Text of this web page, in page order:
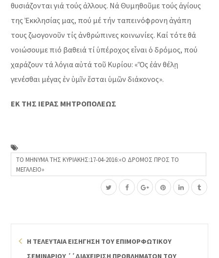
θυσιάζονται γιά τούς ἀλλους. Νά Θυμηθοῦμε τούς ἁγίους
της Ἐκκλησίας μας, πού μέ τήν ταπεινόφρονη ἀγάπη
τους ζωογονοῦν τίς ἀνθρώπινες κοινωνίες. Καί τότε θά
νοιώσουμε πιό βαθειά τί ὑπέροχος εἶναι ὁ δρόμος, πού
χαράζουν τά λόγια αὐτά τοῦ Κυρίου: «Ὅς ἐάν θέλῃ
γενέσθαι μέγας ἐν ὑμῖν ἔσται ὑμῶν διάκονος».
ΕΚ ΤΗΣ ΙΕΡΑΣ ΜΗΤΡΟΠΟΛΕΩΣ
ΤΟ ΜΗΝΥΜΑ ΤΗΣ ΚΥΡΙΑΚΗΣ:17-04-2016:«Ο ΔΡΟΜΟΣ ΠΡΟΣ ΤΟ
ΜΕΓΑΛΕΙΟ»
Η ΤΕΛΕΥΤΑΙΑ ΕΙΣΗΓΗΣΗ ΤΟΥ ΕΠΙΜΟΡΦΩΤΙΚΟΥ
ΣΕΜΙΝΑΡΙΟΥ ΄΄ΔΙΑΧΕΙΡΙΣΗ ΠΡΟΒΛΗΜΑΤΩΝ ΤΟΥ